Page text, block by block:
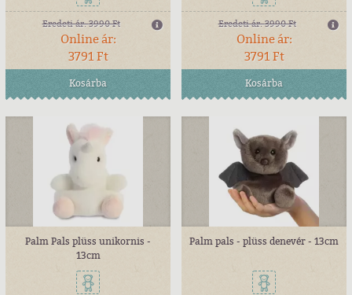
Eredeti ár:3990 Ft
Online ár:
3791 Ft
Kosárba
Eredeti ár:3990 Ft
Online ár:
3791 Ft
Kosárba
Palm Pals plüss unikornis -
13cm
Palm pals - plüss denevér - 13cm